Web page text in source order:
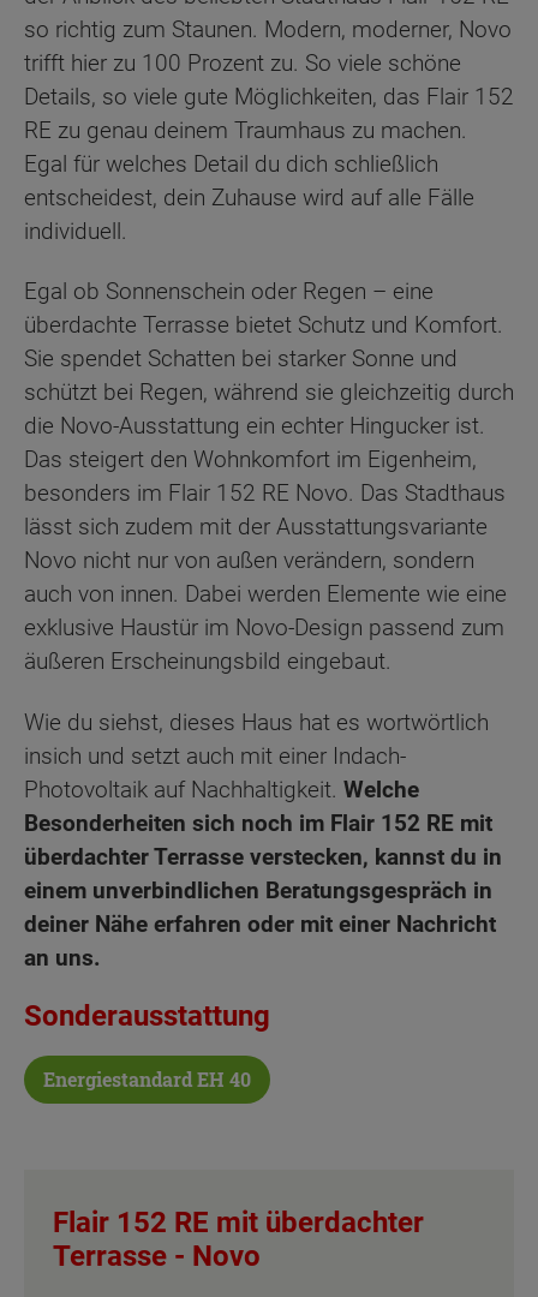
so richtig zum Staunen. Modern, moderner, Novo
trifft hier zu 100 Prozent zu. So viele schöne
Details, so viele gute Möglichkeiten, das Flair 152
RE zu genau deinem Traumhaus zu machen.
Egal für welches Detail du dich schließlich
entscheidest, dein Zuhause wird auf alle Fälle
individuell.
Egal ob Sonnenschein oder Regen – eine
überdachte Terrasse bietet Schutz und Komfort.
Sie spendet Schatten bei starker Sonne und
schützt bei Regen, während sie gleichzeitig durch
die Novo-Ausstattung ein echter Hingucker ist.
Das steigert den Wohnkomfort im Eigenheim,
besonders im Flair 152 RE Novo. Das Stadthaus
lässt sich zudem mit der Ausstattungsvariante
Novo nicht nur von außen verändern, sondern
auch von innen. Dabei werden Elemente wie eine
exklusive Haustür im Novo-Design passend zum
äußeren Erscheinungsbild eingebaut.
Wie du siehst, dieses Haus hat es wortwörtlich
insich und setzt auch mit einer Indach-
Photovoltaik auf Nachhaltigkeit. Welche
Besonderheiten sich noch im Flair 152 RE mit
überdachter Terrasse verstecken, kannst du in
einem unverbindlichen Beratungsgespräch in
deiner Nähe erfahren oder mit einer Nachricht
an uns.
Sonderausstattung
Energiestandard EH 40
Flair 152 RE mit überdachter
Terrasse - Novo